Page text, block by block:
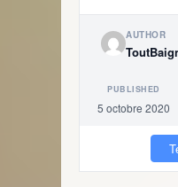
AUTHOR
PUBLISHED
5 octobre 2020